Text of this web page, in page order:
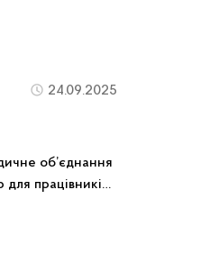
24.09.2025
об’єднання
працівників,
програми